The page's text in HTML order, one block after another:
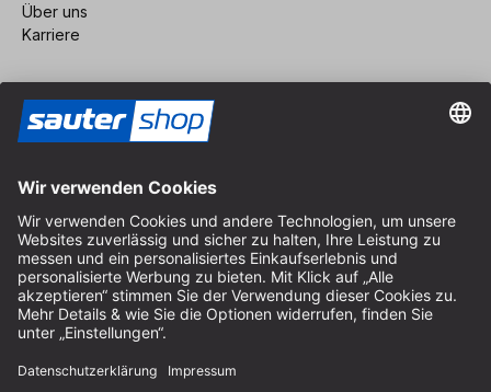
Über uns
Karriere
Impressum
AGB
Datenschutz
Cookie-Einstellungen
© 2026 sauter GmbH